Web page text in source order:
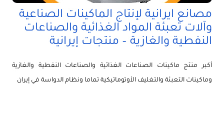
مصانع ايرانية لإنتاج الماكينات الصناعية
وآلات تعبئة المواد الغذائية والصناعات
النفطية والغازية – منتجات إيرانية
أكبر منتج ماكينات الصناعات الغذائية والصناعات النفطية والغازية
وماكينات التعبئة والتغليف الأوتوماتيكية تماما ونظام الدواسة في إيران